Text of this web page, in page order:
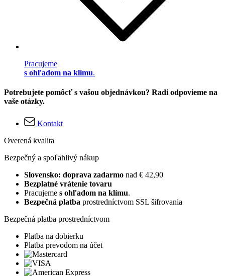
Pracujeme
s ohľadom na klímu.
Potrebujete pomôcť s vašou objednávkou? Radi odpovieme na
vaše otázky.
Kontakt
Overená kvalita
Bezpečný a spoľahlivý nákup
Slovensko: doprava zadarmo nad € 42,90
Bezplatné vrátenie tovaru
Pracujeme s ohľadom na klímu.
Bezpečná platba prostredníctvom SSL šifrovania
Bezpečná platba prostredníctvom
Platba na dobierku
Platba prevodom na účet